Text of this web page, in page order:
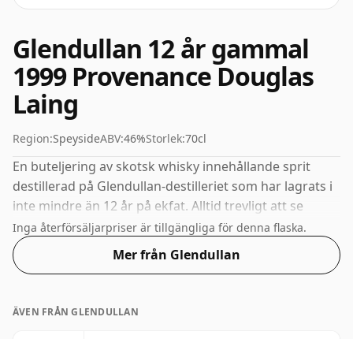
Glendullan 12 år gammal
1999 Provenance Douglas
Laing
Region:SpeysideABV:46%Storlek:70cl
En buteljering av skotsk whisky innehållande sprit
destillerad på Glendullan-destilleriet som har lagrats i
inte mindre än 12 år på ekfat. Alltid trevligt att se
whisky buteljerad till ABV 46%, den här skickas i
normal storlek på 70cl.
Inga återförsäljarpriser är tillgängliga för denna flaska.
Mer från Glendullan
ÄVEN FRÅN GLENDULLAN